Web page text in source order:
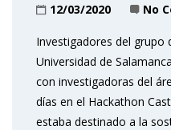
12/03/2020 No
Investigadores del grupo
Universidad de
con investigadoras del
días en el Hackathon
estaba destinado a la